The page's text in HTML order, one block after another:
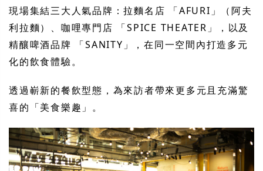
現場集結三大人氣品牌：拉麵名店 「AFURI」（阿夫
利拉麵）、咖哩專門店 「SPICE THEATER」，以及
精釀啤酒品牌 「SANITY」，在同一空間內打造多元
化的飲食體驗。
透過嶄新的餐飲型態，為來訪者帶來更多元且充滿驚
喜的「美食樂趣」。